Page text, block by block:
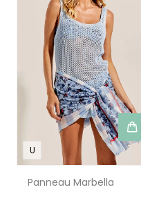
U
Panneau Marbella